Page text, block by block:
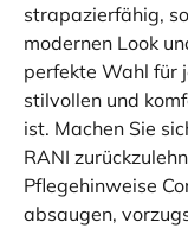
strapazierfähig,
modernen Look
perfekte Wahl für
stilvollen und
ist. Machen Sie
RANI
Pflegehinweise
absaugen,